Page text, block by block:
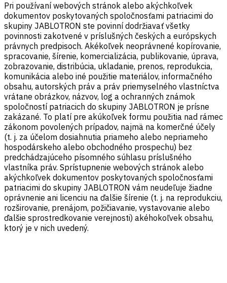
Pri používaní webových stránok alebo akýchkoľvek
dokumentov poskytovaných spoločnosťami patriacimi do
skupiny JABLOTRON ste povinní dodržiavať všetky
povinnosti zakotvené v príslušných českých a európskych
právnych predpisoch. Akékoľvek neoprávnené kopírovanie,
spracovanie, šírenie, komercializácia, publikovanie, úprava,
zobrazovanie, distribúcia, ukladanie, prenos, reprodukcia,
komunikácia alebo iné použitie materiálov, informačného
obsahu, autorských práv a práv priemyselného vlastníctva
vrátane obrázkov, názvov, log a ochranných známok
spoločností patriacich do skupiny JABLOTRON je prísne
zakázané. To platí pre akúkoľvek formu použitia nad rámec
zákonom povolených prípadov, najmä na komerčné účely
(t. j. za účelom dosiahnutia priameho alebo nepriameho
hospodárskeho alebo obchodného prospechu) bez
predchádzajúceho písomného súhlasu príslušného
vlastníka práv. Sprístupnenie webových stránok alebo
akýchkoľvek dokumentov poskytovaných spoločnosťami
patriacimi do skupiny JABLOTRON vám neudeľuje žiadne
oprávnenie ani licenciu na ďalšie šírenie (t. j. na reprodukciu,
rozširovanie, prenájom, požičiavanie, vystavovanie alebo
ďalšie sprostredkovanie verejnosti) akéhokoľvek obsahu,
ktorý je v nich uvedený.